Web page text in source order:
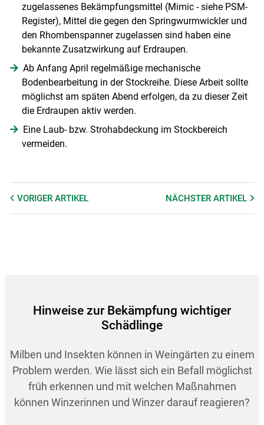
Skip to main content
zugelassenes Bekämpfungsmittel (Mimic - siehe PSM-
Register), Mittel die gegen den Springwurmwickler und
den Rhombenspanner zugelassen sind haben eine
bekannte Zusatzwirkung auf Erdraupen.
Ab Anfang April regelmäßige mechanische
Bodenbearbeitung in der Stockreihe. Diese Arbeit sollte
möglichst am späten Abend erfolgen, da zu dieser Zeit
die Erdraupen aktiv werden.
Eine Laub- bzw. Strohabdeckung im Stockbereich
vermeiden.
VORIGER ARTIKEL NÄCHSTERARTIKEL
Hinweise zur Bekämpfung wichtiger
Schädlinge
Milben und Insekten können in Weingärten zu einem
Problem werden. Wie lässt sich ein Befall möglichst
früh erkennen und mit welchen Maßnahmen
können Winzerinnen und Winzer darauf reagieren?